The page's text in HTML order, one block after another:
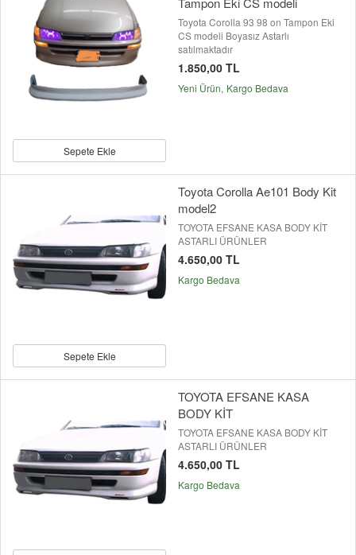
Sepete Ekle
Toyota Corolla 93 98 on Tampon Eki
CS modeli Boyasız Astarlı
satılmaktadır
1.850,00 TL
Yeni Ürün Kargo Bedava
Sepete Ekle
Toyota Corolla Ae101 Body Kit
model2
TOYOTA EFSANE KASA BODY KİT
ASTARLI ÜRÜNLER
4.650,00 TL
Kargo Bedava
TOYOTA EFSANE KASA
BODY KİT
TOYOTA EFSANE KASA BODY KİT
ASTARLI ÜRÜNLER
4.650,00 TL
Kargo Bedava